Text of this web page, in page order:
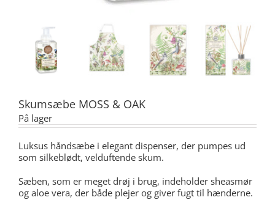
Skumsæbe MOSS & OAK
På lager
Luksus håndsæbe i elegant dispenser, der pumpes ud
som silkeblødt, velduftende skum.
Sæben, som er meget drøj i brug, indeholder sheasmør
og aloe vera, der både plejer og giver fugt til hænderne.